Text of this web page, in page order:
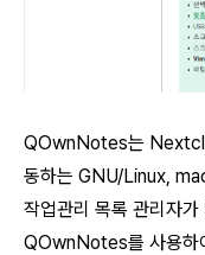
QOwnNotes는
동하는 GNU/Linux,
작업관리 목록 관리자
QOwnNotes를 사용하